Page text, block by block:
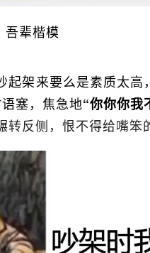
吾辈楷模
起架来要么是素质太高
塞，焦急地“你你你我
转反侧，恨不得给嘴笨